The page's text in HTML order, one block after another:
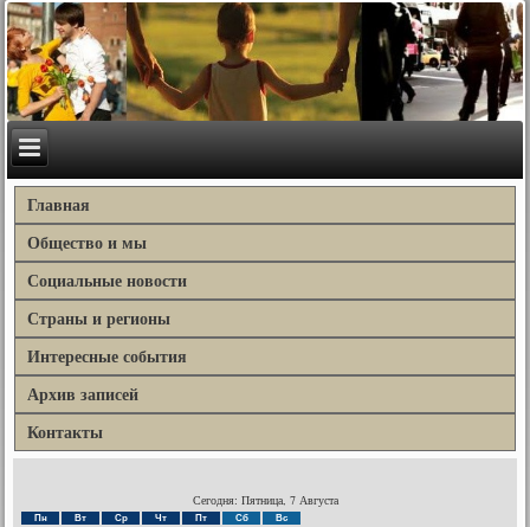
Главная
Общество и мы
Социальные новости
Страны и регионы
Интересные события
Архив записей
Контакты
Сегодня: Пятница, 7 Августа
Пн Вт Ср Чт Пт Сб Вс